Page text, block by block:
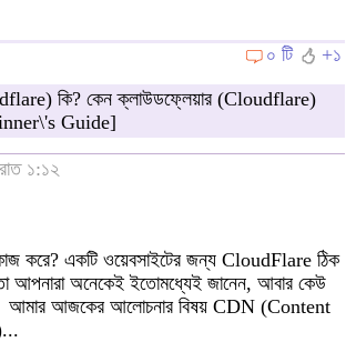
০ টি
+১
কি? কেন ক্লাউডফ্লেয়ার (Cloudflare)
Guide]
১:১২
করে? একটি ওয়েবসাইটের জন্য CloudFlare ঠিক
আপনারা অনেকেই ইতোমধ্যেই জানেন, আবার কেউ
আমার আজকের আলোচনার বিষয় CDN (Content